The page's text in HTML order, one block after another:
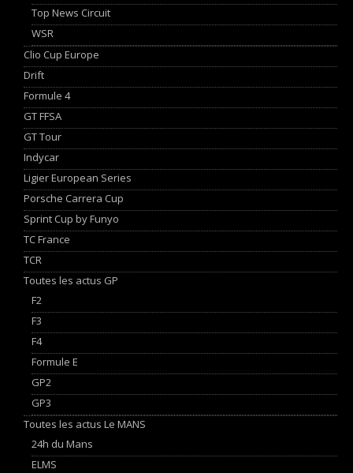
Top News Circuit
WSR
Clio Cup Europe
Drift
Formule 4
GT FFSA
GT Tour
Indycar
Ligier European Series
Porsche Carrera Cup
Sprint Cup by Funyo
TC France
TCR
Toutes les actus GP
F2
F3
F4
Formule E
GP2
GP3
Toutes les actus Le MANS
24h du Mans
ELMS